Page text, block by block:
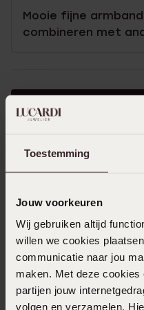
Toestemming
Jouw voorkeuren
Wij gebruiken altijd
willen we cookies
communicatie naar jou
maken. Met deze cookies
partijen jouw
volgen en verzamelen.
Mooie fijne
combineren met
Ook leuk